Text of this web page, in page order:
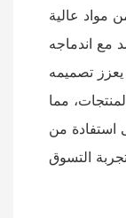
مواد عالية
مع اندماجه
يعزز تصميمه
مما
استفادة من